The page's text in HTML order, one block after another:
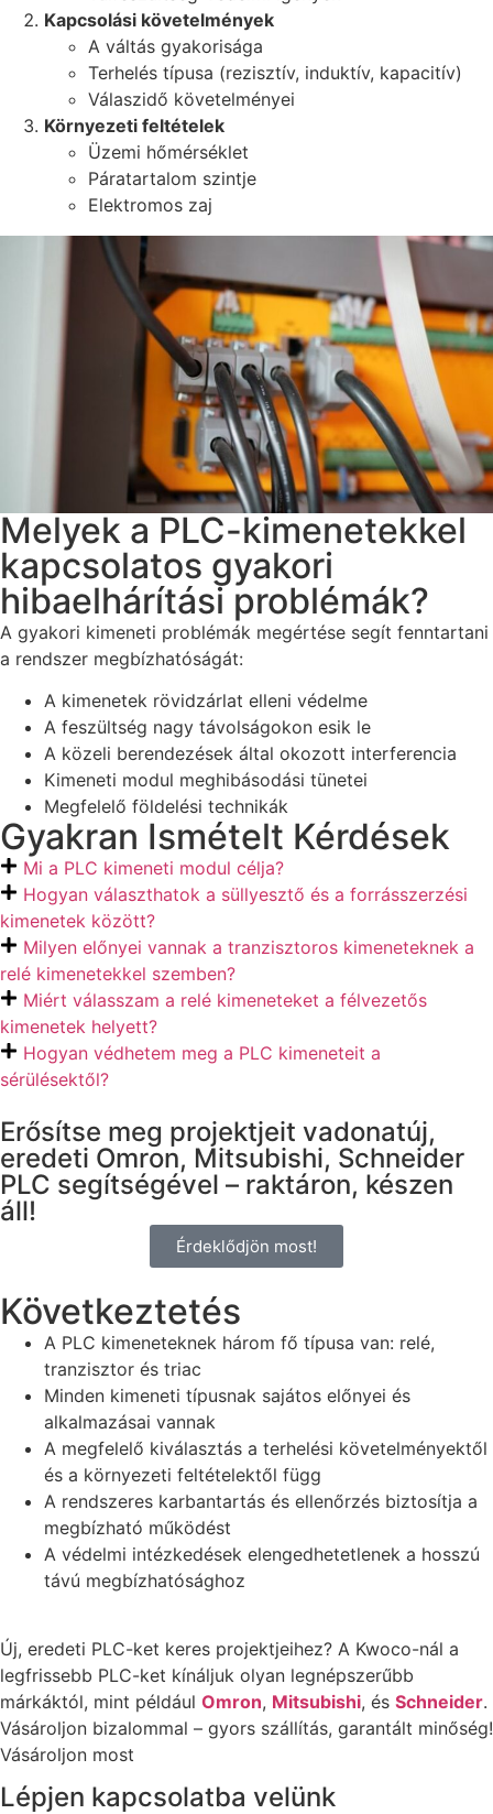
Kapcsolási követelmények
A váltás gyakorisága
Terhelés típusa (rezisztív, induktív, kapacitív)
Válaszidő követelményei
Környezeti feltételek
Üzemi hőmérséklet
Páratartalom szintje
Elektromos zaj
Melyek a PLC-kimenetekkel
kapcsolatos gyakori
hibaelhárítási problémák?
A gyakori kimeneti problémák megértése segít fenntartani
a rendszer megbízhatóságát:
A kimenetek rövidzárlat elleni védelme
A feszültség nagy távolságokon esik le
A közeli berendezések által okozott interferencia
Kimeneti modul meghibásodási tünetei
Megfelelő földelési technikák
Gyakran Ismételt Kérdések
Mi a PLC kimeneti modul célja?
Hogyan választhatok a süllyesztő és a forrásszerzési
kimenetek között?
Milyen előnyei vannak a tranzisztoros kimeneteknek a
relé kimenetekkel szemben?
Miért válasszam a relé kimeneteket a félvezetős
kimenetek helyett?
Hogyan védhetem meg a PLC kimeneteit a
sérülésektől?
Erősítse meg projektjeit vadonatúj,
eredeti Omron, Mitsubishi, Schneider
PLC segítségével – raktáron, készen
áll!
Érdeklődjön most!
Következtetés
A PLC kimeneteknek három fő típusa van: relé,
tranzisztor és triac
Minden kimeneti típusnak sajátos előnyei és
alkalmazásai vannak
A megfelelő kiválasztás a terhelési követelményektől
és a környezeti feltételektől függ
A rendszeres karbantartás és ellenőrzés biztosítja a
megbízható működést
A védelmi intézkedések elengedhetetlenek a hosszú
távú megbízhatósághoz
Új, eredeti PLC-ket keres projektjeihez? A Kwoco-nál a
legfrissebb PLC-ket kínáljuk olyan legnépszerűbb
márkáktól, mint például Omron, Mitsubishi, és Schneider.
Vásároljon bizalommal – gyors szállítás, garantált minőség!
Vásároljon most
Lépjen kapcsolatba velünk